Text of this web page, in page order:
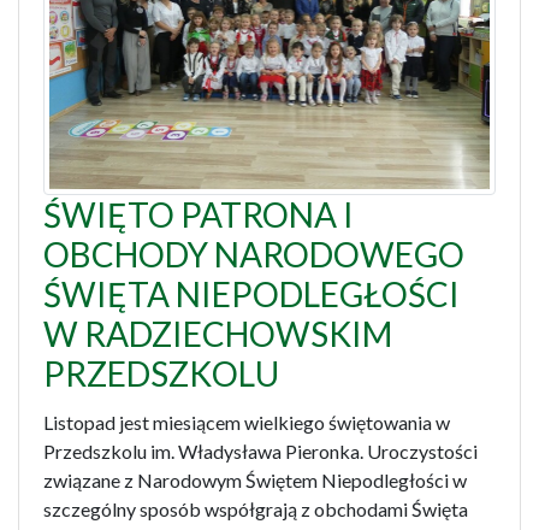
ŚWIĘTO PATRONA I
OBCHODY NARODOWEGO
ŚWIĘTA NIEPODLEGŁOŚCI
W RADZIECHOWSKIM
PRZEDSZKOLU
Listopad jest miesiącem wielkiego świętowania w
Przedszkolu im. Władysława Pieronka. Uroczystości
związane z Narodowym Świętem Niepodległości w
szczególny sposób współgrają z obchodami Święta